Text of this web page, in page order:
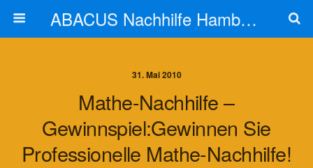
ABACUS Nachhilfe Hamburg
31. Mai 2010
Mathe-Nachhilfe –
Gewinnspiel:Gewinnen Sie
Professionelle Mathe-Nachhilfe!